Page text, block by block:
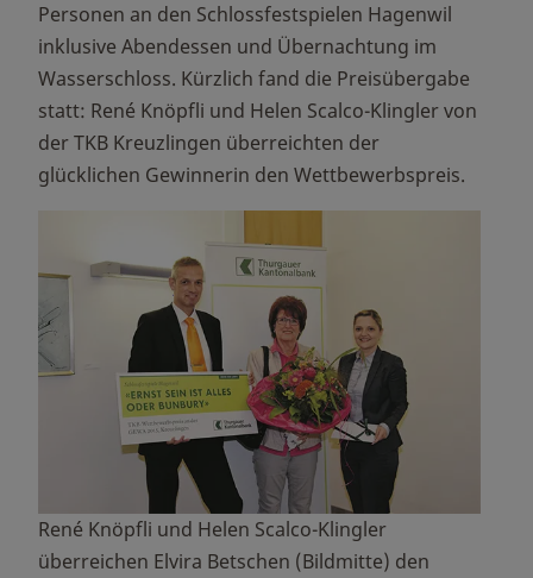
Personen an den Schlossfestspielen Hagenwil
inklusive Abendessen und Übernachtung im
Wasserschloss. Kürzlich fand die Preisübergabe
statt: René Knöpfli und Helen Scalco-Klingler von
der TKB Kreuzlingen überreichten der
glücklichen Gewinnerin den Wettbewerbspreis.
René Knöpfli und Helen Scalco-Klingler
überreichen Elvira Betschen (Bildmitte) den